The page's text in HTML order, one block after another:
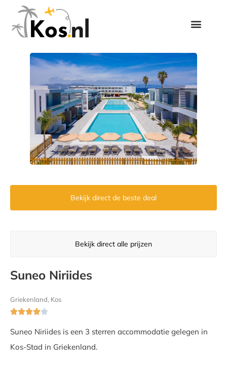
Bekijk direct de beste deal
Bekijk direct alle prijzen
Suneo Niriides
Griekenland, Kos

Suneo Niriides is een 3 sterren accommodatie gelegen in
Kos-Stad in Griekenland.